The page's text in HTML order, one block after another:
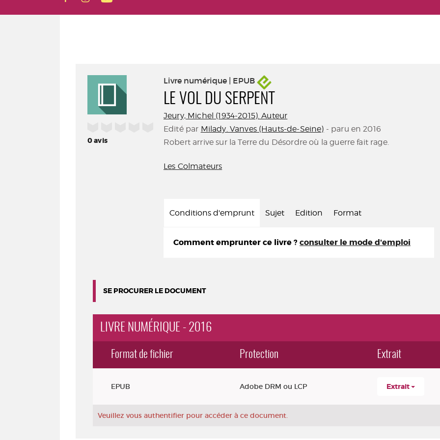
0avis
Livre numérique | EPUB
LE VOL DU SERPENT
Jeury, Michel (1934-2015). Auteur
Edité par Milady. Vanves (Hauts-de-Seine) - paru en 2016
Robert arrive sur la Terre du Désordre où la guerre fait rage.
Les Colmateurs
Conditions d'emprunt Sujet Edition Format
Comment emprunter ce livre ? consulter le mode d'emploi
SE PROCURER LE DOCUMENT
LIVRE NUMÉRIQUE - 2016
Format de fichier Protection Extrait
EPUB Adobe DRM ou LCP Extrait
Veuillez vous authentifier pour accéder à ce document.